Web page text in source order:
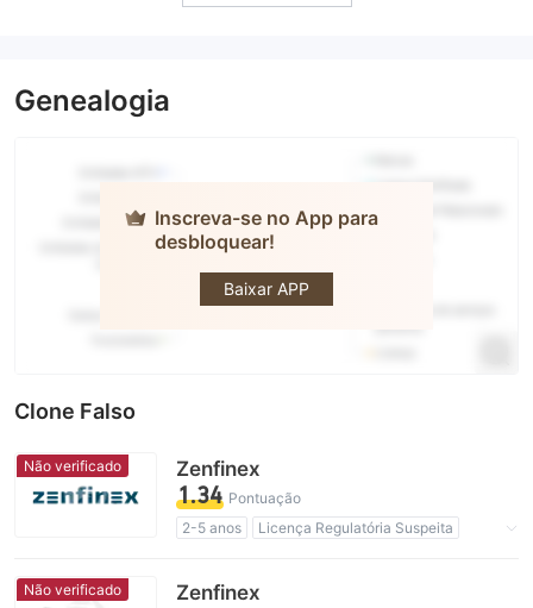
Genealogia
Inscreva-se no App para
desbloquear!
Baixar APP
taurex
Clone Falso
Não verificado Zenfinex
1.34 Pontuação
2-5 anos
Licença Regulatória Suspeita
Risco potencial alto
Não verificado Zenfinex